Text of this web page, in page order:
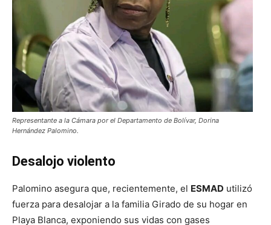
Representante a la Cámara por el Departamento de Bolívar, Dorina
Hernández Palomino.
Desalojo violento
Palomino asegura que, recientemente, el ESMAD utilizó
fuerza para desalojar a la familia Girado de su hogar en
Playa Blanca, exponiendo sus vidas con gases